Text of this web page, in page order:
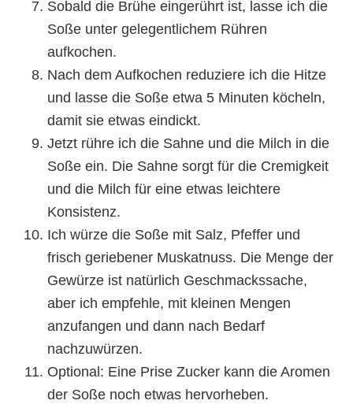
Sobald die Brühe eingerührt ist, lasse ich die
Soße unter gelegentlichem Rühren
aufkochen.
Nach dem Aufkochen reduziere ich die Hitze
und lasse die Soße etwa 5 Minuten köcheln,
damit sie etwas eindickt.
Jetzt rühre ich die Sahne und die Milch in die
Soße ein. Die Sahne sorgt für die Cremigkeit
und die Milch für eine etwas leichtere
Konsistenz.
Ich würze die Soße mit Salz, Pfeffer und
frisch geriebener Muskatnuss. Die Menge der
Gewürze ist natürlich Geschmackssache,
aber ich empfehle, mit kleinen Mengen
anzufangen und dann nach Bedarf
nachzuwürzen.
Optional: Eine Prise Zucker kann die Aromen
der Soße noch etwas hervorheben.